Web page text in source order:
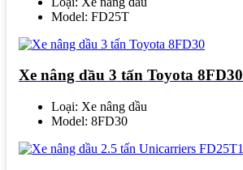
Model: FD25T
Xe nâng dầu 3 tấn Toyota 8FD30
Loại: Xe nâng dầu
Model: 8FD30